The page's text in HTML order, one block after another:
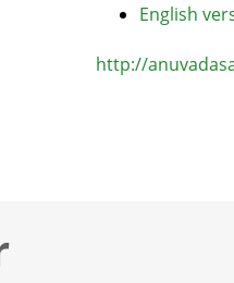
English
http://